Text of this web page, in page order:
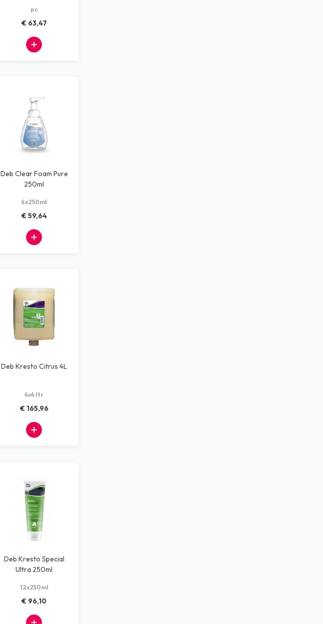
pc
€ 63,47
Deb Clear Foam Pure
250ml
6x250ml
€ 59,64
Deb Kresto Citrus 4L
4x4 ltr
€ 165,96
Deb Kresto Special
Ultra 250ml
12x250ml
€ 96,10